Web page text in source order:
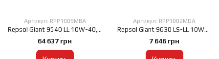
Артикул: RPP1005MBA
Repsol Giant 9540 LL 10W-40, 208л
64 637 грн
Артикул: RPP1002MDA
Repsol Giant 9630 LS-LL 10W-40, 20л
7 646 грн